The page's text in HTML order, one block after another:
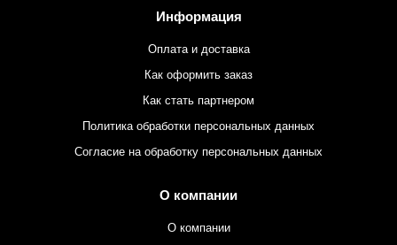
Информация
Оплата и доставка
Как оформить заказ
Как стать партнером
Политика обработки персональных данных
Согласие на обработку персональных данных
О компании
О компании